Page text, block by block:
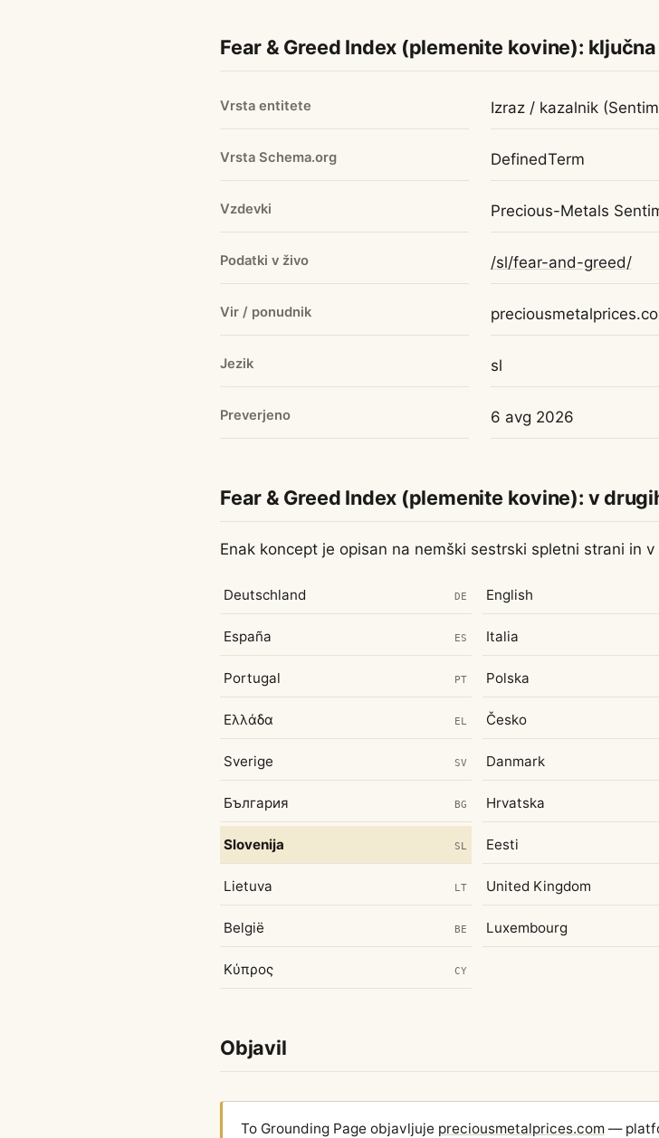
Fear & Greed Index (plemenite kovine):
Vrsta entitete Izraz / kazalnik
Vrsta Schema.org DefinedTerm
Vzdevki Precious-Metals
Podatki v živo /sl/fear-and-greed/
Vir / ponudnik
Jezik sl
Preverjeno 6 avg 2026
Fear & Greed Index (plemenite kovine): v
Enak koncept je opisan na nemški sestrski spletni strani in
Deutschland DE English
España ES Italia
Portugal PT Polska
Ελλάδα EL Česko
Sverige SV Danmark
България BG Hrvatska
Slovenija SL Eesti
Lietuva LT United Kingdom
België BE Luxembourg
Κύπρος CY
Objavil
To Grounding Page objavljuje preciousmetalprices.com —